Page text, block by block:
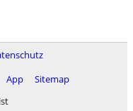
App
Sitemap